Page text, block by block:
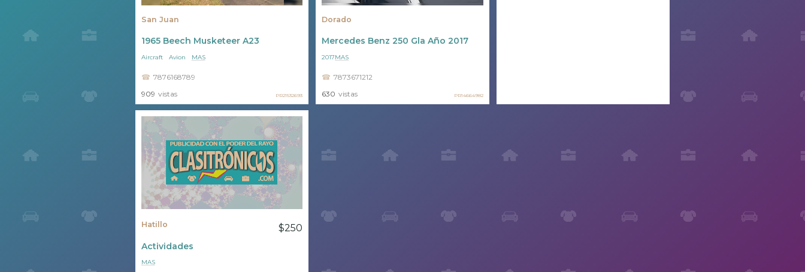
San Juan
1965 Beech Musketeer A23
7876168789
Aircraft Avion MAS
909 vistas PR21532693
Dorado
Mercedes Benz 250 Gla Año 2017
7873671212
2017MAS
630 vistas PR14664982
Hatillo $250
Actividades
MAS